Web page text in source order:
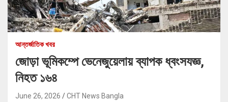
আন্তর্জাতিক খবর
জোড়া ভূমিকম্পে ভেনেজুয়েলায় ব্যাপক ধ্বংসযজ্ঞ,
নিহত ১৬৪
June 26, 2026 CHT News Bangla